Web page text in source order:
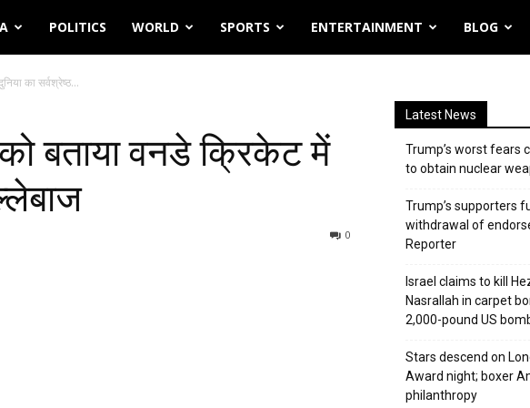
POLITICS WORLD SPORTS ENTERTAINMENT BLOG
का सर्वश्रेष्ठ...
को बताया वनडे क्रिकेट में
0
Latest News
Trump’s worst fears
to obtain nuclear
Trump’s supporters
withdrawal of
Reporter
Israel claims to kill
Nasrallah in carpet
2,000-pound US
Stars descend on
Award night; boxer
philanthropy